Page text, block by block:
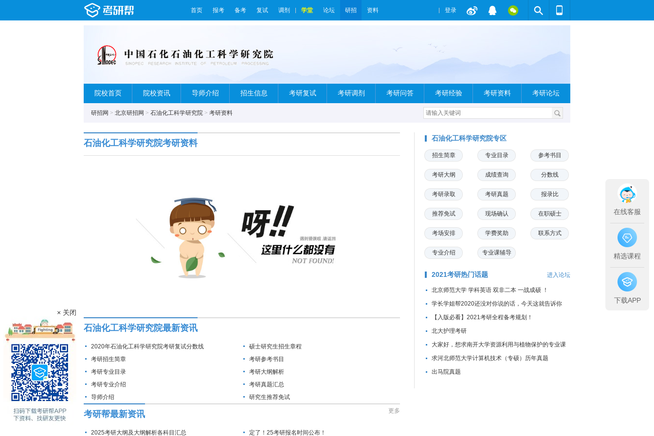
首页 报考 备考 复试 调剂 学堂 论坛 研招 资料 登录
院校首页 院校资讯 导师介绍 招生信息 考研复试 考研调剂 考研问答 考研经验 考研资料 考研论坛
研招网 > 北京研招网 > 石油化工科学研究院 > 考研资料
石油化工科学研究院考研资料
石油化工科学研究院最新资讯
2020年石油化工科学研究院考研复试分数线
硕士研究生招生章程
考研招生简章
考研参考书目
考研专业目录
考研大纲解析
考研专业介绍
考研真题汇总
导师介绍
研究生推荐免试
考研帮最新资讯 更多
2025考研大纲及大纲解析各科目汇总 定了！25考研报名时间公布！
石油化工科学研究院专区
招生简章 专业目录 参考书目
考研大纲 成绩查询 分数线
考研录取 考研真题 报录比
推荐免试 现场确认 在职硕士
考场安排 学费奖助 联系方式
专业介绍 专业课辅导
2021考研热门话题 进入论坛
北京师范大学 学科英语 双非二本 一战成硕 ！
学长学姐帮2020还没对你说的话，今天这就告诉你
【入版必看】2021考研全程备考规划！
北大护理考研
大家好，想求南开大学资源利用与植物保护的专业课
资料...
求河北师范大学计算机技术（专硕）历年真题
出马院真题
× 关闭
在线客服
精选课程
下载APP